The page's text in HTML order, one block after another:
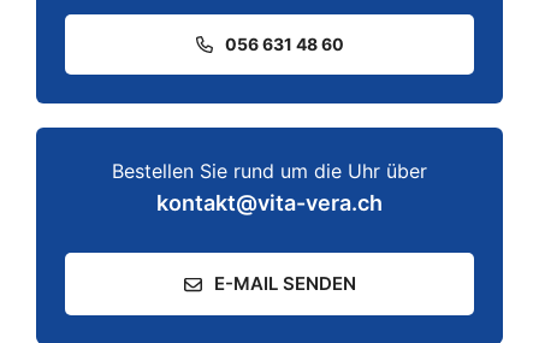
056 631 48 60
Bestellen Sie rund um die Uhr über
kontakt@vita-vera.ch
E-MAIL SENDEN